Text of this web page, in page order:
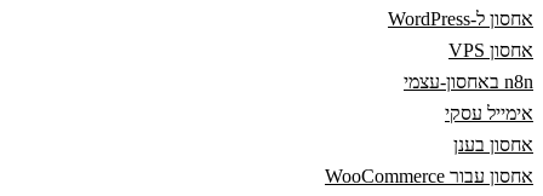
אחסון ל-WordPress
אחסון VPS
n8n באחסון-עצמי
אימייל עסקי
אחסון בענן
אחסון עבור WooCommerce